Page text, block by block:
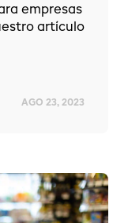
empresas
artículo
AGO 23, 2023